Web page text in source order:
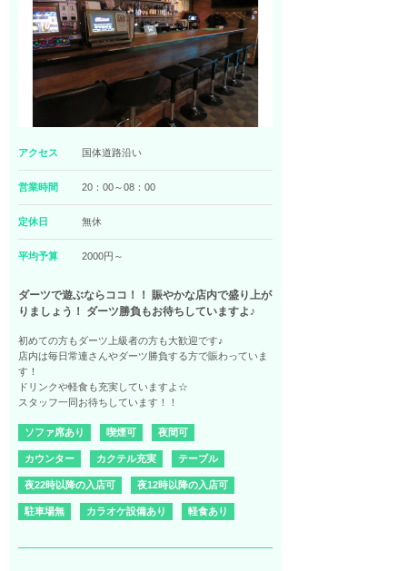
アクセス 国体道路沿い
営業時間 20：00～08：00
定休日 無休
平均予算 2000円～
ダーツで遊ぶならココ！！ 賑やかな店内で盛り上が
りましょう！ ダーツ勝負もお待ちしていますよ♪
初めての方もダーツ上級者の方も大歓迎です♪
店内は毎日常連さんやダーツ勝負する方で賑わっていま
す！
ドリンクや軽食も充実していますよ☆
スタッフ一同お待ちしています！！
ソファ席あり 喫煙可 夜間可
カウンター カクテル充実 テーブル
夜22時以降の入店可 夜12時以降の入店可
駐車場無 カラオケ設備あり 軽食あり